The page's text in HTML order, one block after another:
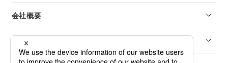
会社概要
リーガル